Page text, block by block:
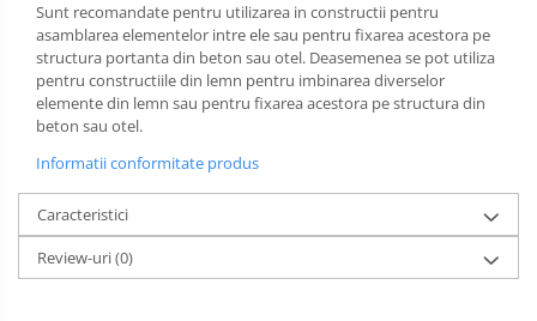
Sunt recomandate pentru utilizarea in constructii pentru
asamblarea elementelor intre ele sau pentru fixarea acestora pe
structura portanta din beton sau otel. Deasemenea se pot utiliza
pentru constructiile din lemn pentru imbinarea diverselor
elemente din lemn sau pentru fixarea acestora pe structura din
beton sau otel.
Informatii conformitate produs
Caracteristici
Review-uri(0)